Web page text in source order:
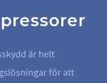
är helt
för att